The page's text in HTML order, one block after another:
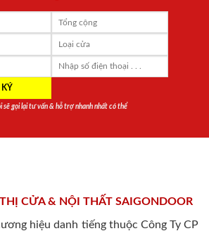
sẽ gọi lại tư vấn & hỗ trợ nhanh nhất có thể
CỬA & NỘI THẤT SAIGONDOOR
hiệu danh tiếng thuộc Công Ty CP